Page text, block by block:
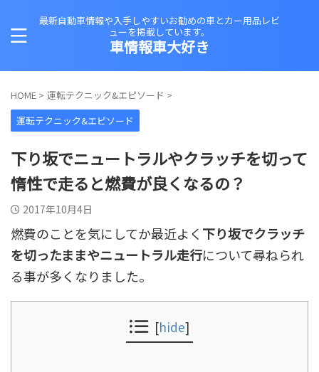
最新自動車情報や入手しやすいお勧めの車とカー用品レビ
ューを掲載しています。
車情報車大好き
HOME > 運転テクニック&エピソード >
運転テクニック&エピソード
下り坂でニュートラルやクラッチを切って
惰性で走ると燃費が良くなるの？
2017年10月4日
燃費のことを気にしてか最近よく 下り坂でクラッチ
を切ったままやニュートラル走行について尋ねられ
る事が多くなりました。
[hide]